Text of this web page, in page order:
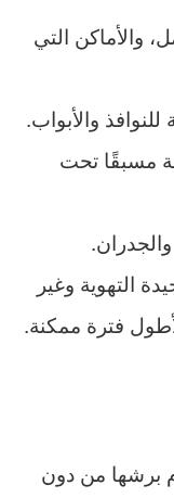
والأماكن التي
والأبواب.
مسبقًا تحت
التهوية وغير
فترة ممكنة.
برشها من دون